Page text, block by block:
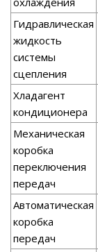
Гидравлическая
жидкость
системы
сцепления
Хладагент
кондиционера
Механическая
коробка
переключения
передач
Автоматическая
коробка
передач